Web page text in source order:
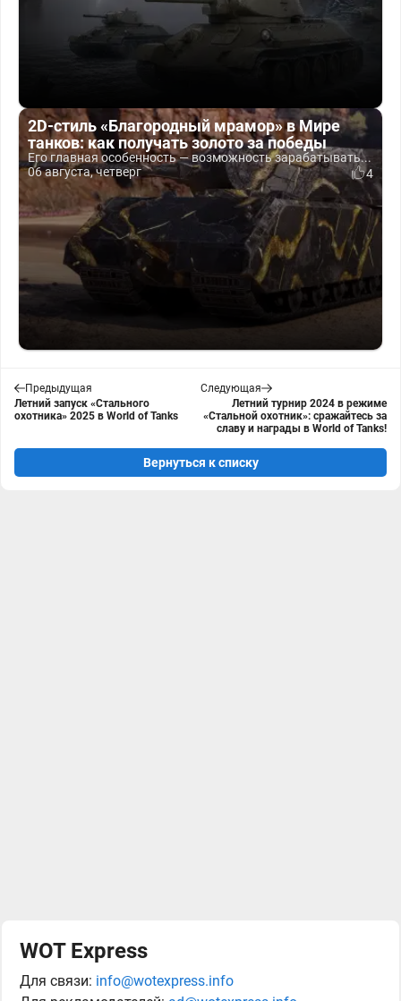
2D-стиль «Благородный мрамор» в Мире
танков: как получать золото за победы
Его главная особенность — возможность зарабатывать...
06 августа, четверг
4
Предыдущая
Летний запуск «Стального
охотника» 2025 в World of Tanks
Следующая
Летний турнир 2024 в режиме
«Стальной охотник»: сражайтесь за
славу и награды в World of Tanks!
Вернуться к списку
WOT Express
Для связи: info@wotexpress.info